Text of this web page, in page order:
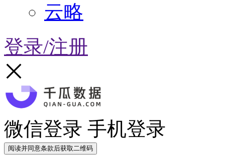
云略
登录/注册
微信登录 手机登录
阅读并同意条款后获取二维码